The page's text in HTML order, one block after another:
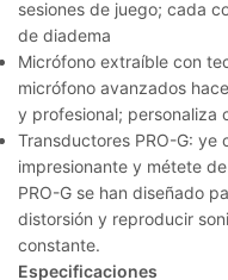
sesiones de juego; cada
de diadema
Micrófono extraíble con
micrófono avanzados
y profesional; personaliza
Transductores PRO-G: ye
impresionante y métete
PRO-G se han diseñado
distorsión y reproducir
constante.
Especificaciones